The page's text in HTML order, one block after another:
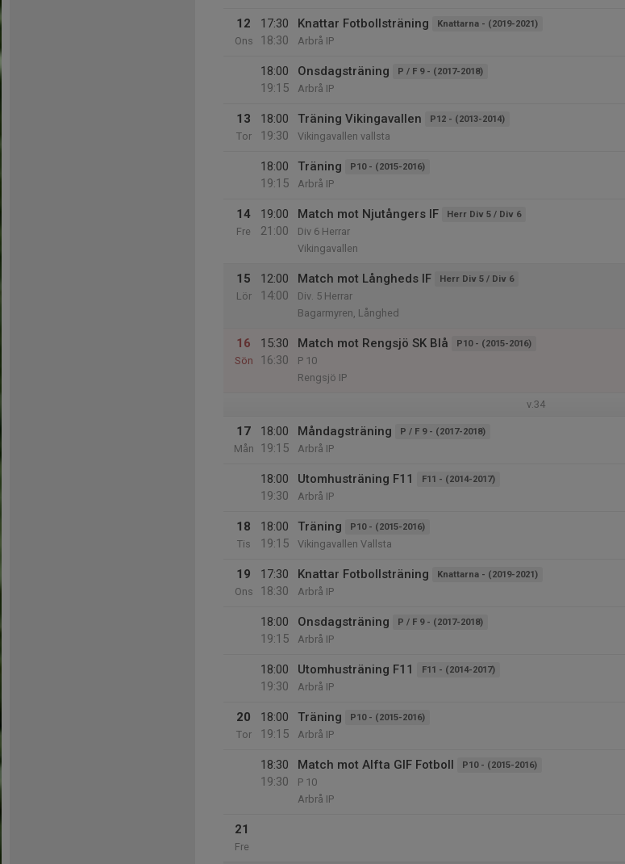
12
Ons
17:30
18:30
Knattar Fotbollsträning Knattarna - (2019-2021)
Arbrå IP
18:00
19:15
Onsdagsträning P / F 9 - (2017-2018)
Arbrå IP
13
Tor
18:00
19:30
Träning Vikingavallen P12 - (2013-2014)
Vikingavallen vallsta
18:00
19:15
Träning P10 - (2015-2016)
Arbrå IP
14
Fre
19:00
21:00
Match mot Njutångers IF Herr Div 5 / Div 6
Div 6 Herrar
Vikingavallen
15
Lör
12:00
14:00
Match mot Långheds IF Herr Div 5 / Div 6
Div. 5 Herrar
Bagarmyren, Långhed
16
Sön
15:30
16:30
Match mot Rengsjö SK Blå P10 - (2015-2016)
P 10
Rengsjö IP
v.34
17
Mån
18:00
19:15
Måndagsträning P / F 9 - (2017-2018)
Arbrå IP
18:00
19:30
Utomhusträning F11 F11 - (2014-2017)
Arbrå IP
18
Tis
18:00
19:15
Träning P10 - (2015-2016)
Vikingavallen Vallsta
19
Ons
17:30
18:30
Knattar Fotbollsträning Knattarna - (2019-2021)
Arbrå IP
18:00
19:15
Onsdagsträning P / F 9 - (2017-2018)
Arbrå IP
18:00
19:30
Utomhusträning F11 F11 - (2014-2017)
Arbrå IP
20
Tor
18:00
19:15
Träning P10 - (2015-2016)
Arbrå IP
18:30
19:30
Match mot Alfta GIF Fotboll P10 - (2015-2016)
P 10
Arbrå IP
21
Fre